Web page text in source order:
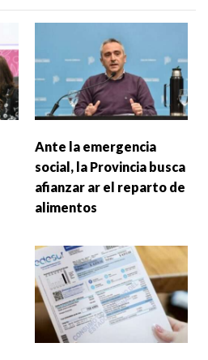
Ante la emergencia
social, la Provincia busca
afianzar ar el reparto de
alimentos